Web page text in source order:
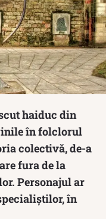
haiduc din
în folclorul
colectivă, de-a
fura de la
Personajul ar
în